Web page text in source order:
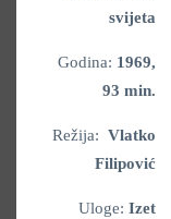
svijeta
Godina: 1969,
93 min.
Režija: Vlatko
Filipović
Uloge: Izet